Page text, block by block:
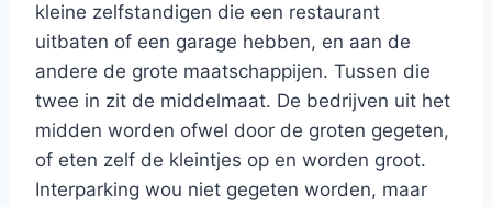
kleine zelfstandigen die een restaurant
uitbaten of een garage hebben, en aan de
andere de grote maatschappijen. Tussen die
twee in zit de middelmaat. De bedrijven uit het
midden worden ofwel door de groten gegeten,
of eten zelf de kleintjes op en worden groot.
Interparking wou niet gegeten worden, maar